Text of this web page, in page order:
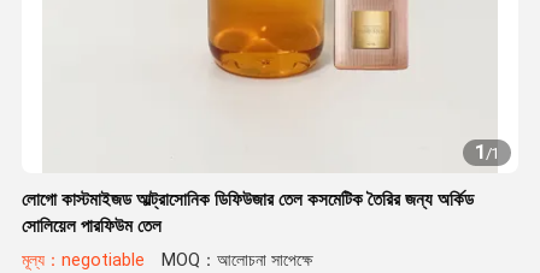
1/1
লোগো কাস্টমাইজড আল্ট্রাসোনিক ডিফিউজার তেল কসমেটিক তৈরির জন্য অর্কিড
সোলিয়েল পারফিউম তেল
মূল্য：negotiable MOQ：আলোচনা সাপেক্ষে